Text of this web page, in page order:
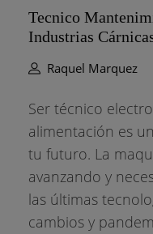
Tecnico
Industrias
Raquel Marquez
Ser técnico
alimentación es
tu futuro. La
avanzando y
las últimas
cambios y